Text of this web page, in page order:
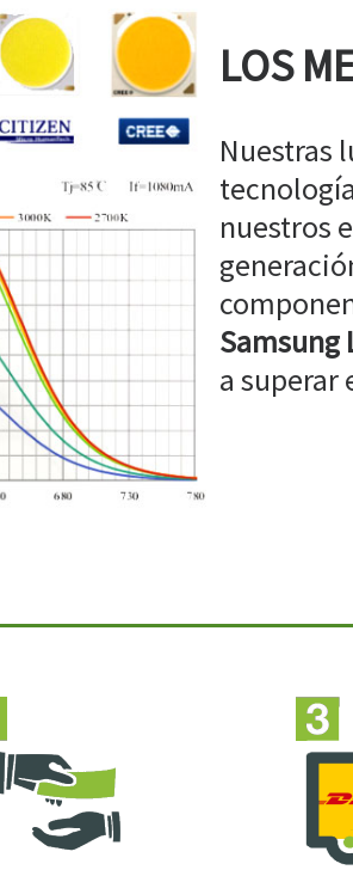
LOS
Nuestras
nuestros
Samsung
a superar